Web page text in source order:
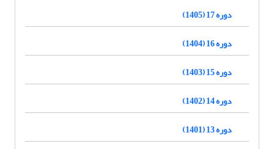
دوره 17 (1405)
دوره 16 (1404)
دوره 15 (1403)
دوره 14 (1402)
دوره 13 (1401)